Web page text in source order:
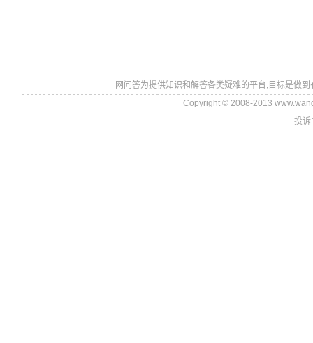
网问答为提供知识和解答各类疑难的平台,目标是做
Copyright © 2008-2013
投诉